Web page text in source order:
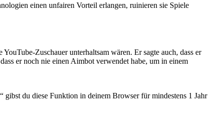
einen unfairen Vorteil erlangen, ruinieren sie Spiele
Zuschauer unterhaltsam wären. Er sagte auch, dass er
er noch nie einen Aimbot verwendet habe, um in einem
du diese Funktion in deinem Browser für mindestens 1 Jahr